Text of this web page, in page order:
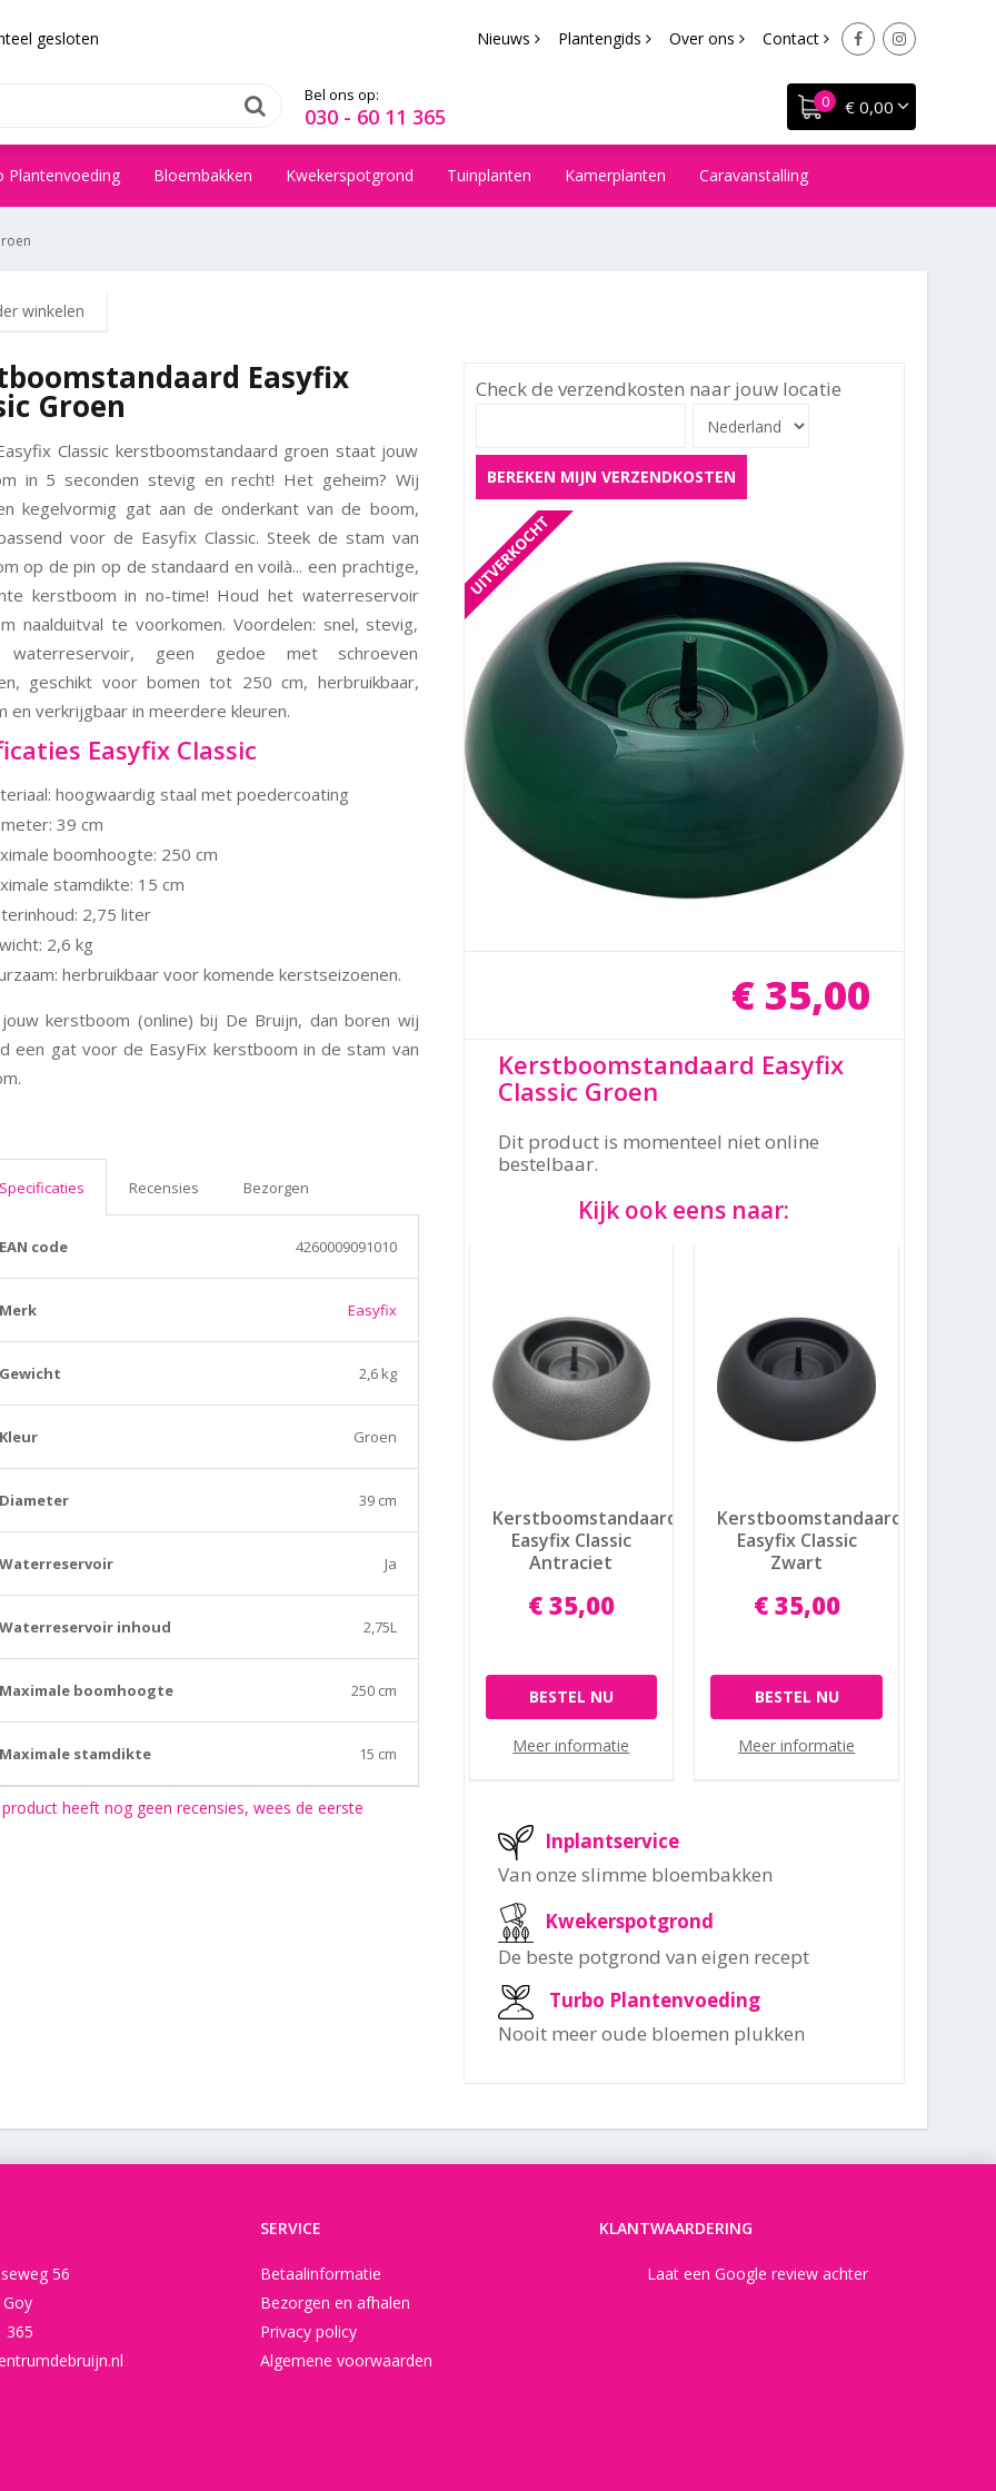
gesloten Nieuws Plantengids Over ons Contact
€ 0,00
Bel ons op:
030 - 60 11 365
Plantenvoeding Bloembakken Kwekerspotgrond Tuinplanten Kamerplanten Caravanstalling
winkelen
Check de verzendkosten naar jouw locatie
BEREKEN MIJN VERZENDKOSTEN
€ 35,00
Kerstboomstandaard Easyfix
Classic Groen
Dit product is momenteel niet online
bestelbaar.
Kijk ook eens naar:
Kerstboomstandaard
Easyfix Classic
Antraciet
€ 35,00
Meer informatie
BESTEL NU
Kerstboomstandaard
Easyfix Classic
Zwart
€ 35,00
Meer informatie
BESTEL NU
Inplantservice
Van onze slimme bloembakken
Kwekerspotgrond
De beste potgrond van eigen recept
Turbo Plantenvoeding
Nooit meer oude bloemen plukken
Easyfix
Groen
Classic kerstboomstandaard groen staat jouw
in 5 seconden stevig en recht! Het geheim? Wij
kegelvormig gat aan de onderkant van de boom,
voor de Easyfix Classic. Steek de stam van
op de pin op de standaard en voilà... een prachtige,
kerstboom in no-time! Houd het waterreservoir
naalduitval te voorkomen. Voordelen: snel, stevig,
waterreservoir, geen gedoe met schroeven
geschikt voor bomen tot 250 cm, herbruikbaar,
en verkrijgbaar in meerdere kleuren.
Easyfix Classic
hoogwaardig staal met poedercoating
39 cm
boomhoogte: 250 cm
stamdikte: 15 cm
2,75 liter
2,6 kg
herbruikbaar voor komende kerstseizoenen.
kerstboom (online) bij De Bruijn, dan boren wij
een gat voor de EasyFix kerstboom in de stam van
Specificaties Recensies Bezorgen
EAN code 4260009091010
Merk Easyfix
Gewicht 2,6 kg
Kleur Groen
Diameter 39 cm
Waterreservoir Ja
Waterreservoir inhoud 2,75L
Maximale boomhoogte 250 cm
Maximale stamdikte 15 cm
heeft nog geen recensies, wees de eerste
56
365
SERVICE
Betaalinformatie
Bezorgen en afhalen
Privacy policy
Algemene voorwaarden
KLANTWAARDERING
Laat een Google review achter